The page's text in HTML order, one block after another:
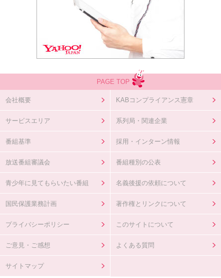
PAGE TOP
会社概要 KABコンプライアンス憲章
サービスエリア 系列局・関連企業
番組基準 採用・インターン情報
放送番組審議会 番組種別の公表
青少年に見てもらいたい番組 名義後援の依頼について
国民保護業務計画 著作権とリンクについて
プライバシーポリシー このサイトについて
ご意見・ご感想 よくある質問
サイトマップ